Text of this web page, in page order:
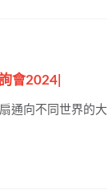
會2024|
通向不同世界的大